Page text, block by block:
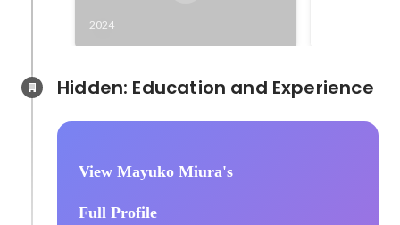
2024
View Mayuko Miura's
Full Profile